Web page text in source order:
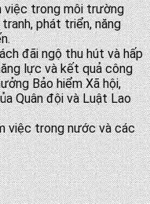
việc trong môi trường
phát triển, năng
đãi ngộ thu hút và hấp
lực và kết quả công
Bảo hiểm Xã hội,
Quân đội và Luật Lao
việc trong nước và các